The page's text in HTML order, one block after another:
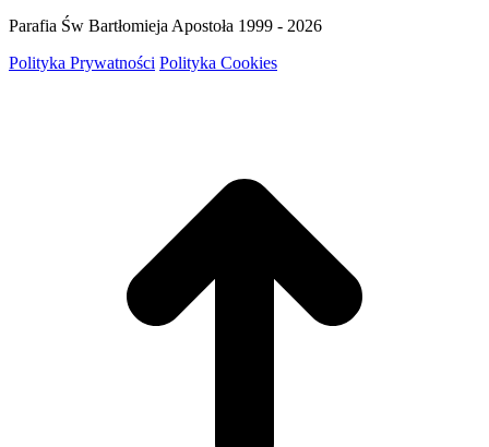
Parafia Św Bartłomieja Apostoła 1999 - 2026
Polityka Prywatności Polityka Cookies